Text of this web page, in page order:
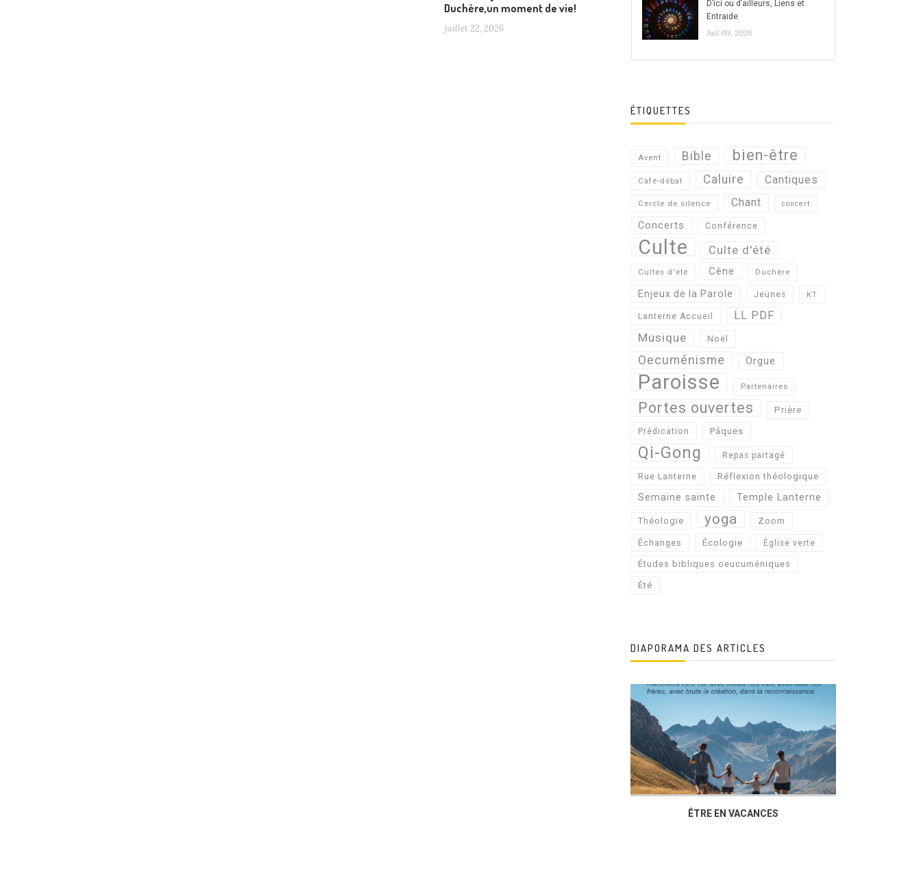
Duchère,un moment de vie!
juillet 22, 2026
D’ici ou d’ailleurs, Liens et
Entraide
Juil 09, 2026
ÉTIQUETTES
Avent Bible bien-être
Café-débat Caluire Cantiques
Cercle de silence Chant concert
Concerts Conférence
Culte Culte d'été
Cultes d'été Cène Duchère
Enjeux de la Parole Jeunes KT
Lanterne Accueil LL PDF
Musique Noël
Oecuménisme Orgue
Paroisse Partenaires
Portes ouvertes Prière
Prédication Pâques
Qi-Gong Repas partagé
Rue Lanterne Réflexion théologique
Semaine sainte Temple Lanterne
Théologie yoga Zoom
Échanges Écologie Église verte
Études bibliques oeucuméniques
Été
DIAPORAMA DES ARTICLES
ÊTRE EN VACANCES